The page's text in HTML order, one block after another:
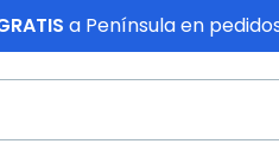
a Península en